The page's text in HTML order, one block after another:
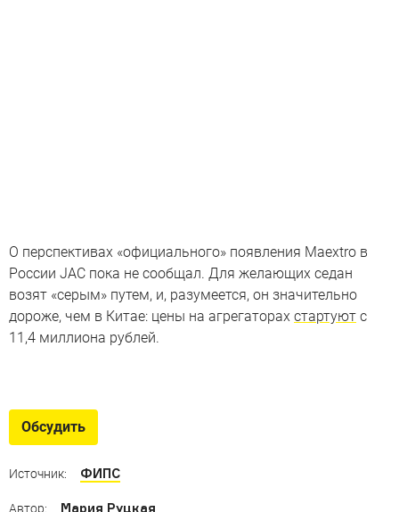
О перспективах «официального» появления Maextro в
России JAC пока не сообщал. Для желающих седан
возят «серым» путем, и, разумеется, он значительно
дороже, чем в Китае: цены на агрегаторах стартуют с
11,4 миллиона рублей.
Гордость Поднебесной — от линкора за 1 млн юаней до
популярного в России Zeekr 001
Обсудить
Источник: ФИПС
Автор: Мария Руцкая